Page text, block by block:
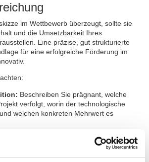
im Wettbewerb überzeugt, sollte sie
und die Umsetzbarkeit Ihres
Eine präzise, gut strukturierte
für eine erfolgreiche Förderung im
Beschreiben Sie prägnant, welche
verfolgt, worin der technologische
welchen konkreten Mehrwert es
realistisch darstellen: